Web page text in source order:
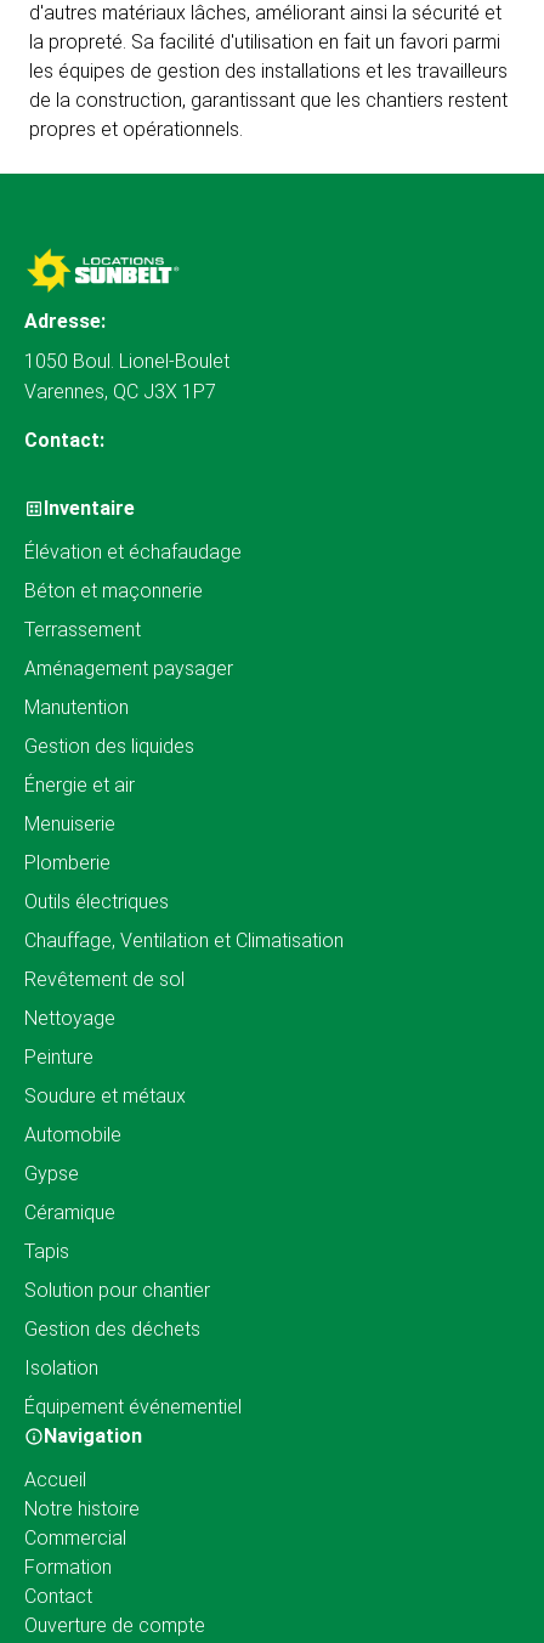
d'autres matériaux lâches, améliorant ainsi la sécurité et
la propreté. Sa facilité d'utilisation en fait un favori parmi
les équipes de gestion des installations et les travailleurs
de la construction, garantissant que les chantiers restent
propres et opérationnels.
Adresse:
1050 Boul. Lionel-Boulet
Varennes, QC J3X 1P7
Contact:
Inventaire
Élévation et échafaudage
Béton et maçonnerie
Terrassement
Aménagement paysager
Manutention
Gestion des liquides
Énergie et air
Menuiserie
Plomberie
Outils électriques
Chauffage, Ventilation et Climatisation
Revêtement de sol
Nettoyage
Peinture
Soudure et métaux
Automobile
Gypse
Céramique
Tapis
Solution pour chantier
Gestion des déchets
Isolation
Équipement événementiel
Navigation
Accueil
Notre histoire
Commercial
Formation
Contact
Ouverture de compte